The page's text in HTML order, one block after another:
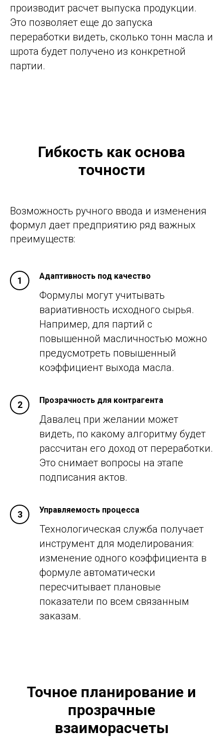
производит расчет выпуска продукции.
Это позволяет еще до запуска
переработки видеть, сколько тонн масла и
шрота будет получено из конкретной
партии.
Гибкость как основа
точности
Возможность ручного ввода и изменения
формул дает предприятию ряд важных
преимуществ:
Адаптивность под качество
Формулы могут учитывать
вариативность исходного сырья.
Например, для партий с
повышенной масличностью можно
предусмотреть повышенный
коэффициент выхода масла.
Прозрачность для контрагента
Давалец при желании может
видеть, по какому алгоритму будет
рассчитан его доход от переработки.
Это снимает вопросы на этапе
подписания актов.
Управляемость процесса
Технологическая служба получает
инструмент для моделирования:
изменение одного коэффициента в
формуле автоматически
пересчитывает плановые
показатели по всем связанным
заказам.
Точное планирование и
прозрачные
взаиморасчеты